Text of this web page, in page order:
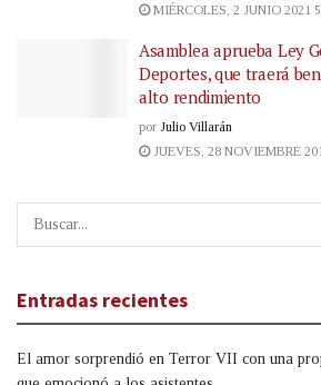
MIÉRCOLES, 2 JUNIO 2021
Asamblea aprueba Ley
Deportes, que traerá
alto rendimiento
por Julio Villarán
JUEVES, 28 NOVIEMBRE
Entradas recientes
El amor sorprendió en Terror VII con una